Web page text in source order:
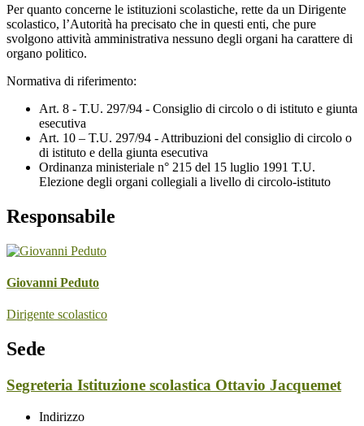
Per quanto concerne le istituzioni scolastiche, rette da un Dirigente
scolastico, l’Autorità ha precisato che in questi enti, che pure
svolgono attività amministrativa nessuno degli organi ha carattere di
organo politico.
Normativa di riferimento:
Art. 8 - T.U. 297/94 - Consiglio di circolo o di istituto e giunta
esecutiva
Art. 10 – T.U. 297/94 - Attribuzioni del consiglio di circolo o
di istituto e della giunta esecutiva
Ordinanza ministeriale n° 215 del 15 luglio 1991 T.U.
Elezione degli organi collegiali a livello di circolo-istituto
Responsabile
Giovanni Peduto
Dirigente scolastico
Sede
Segreteria Istituzione scolastica Ottavio Jacquemet
Indirizzo